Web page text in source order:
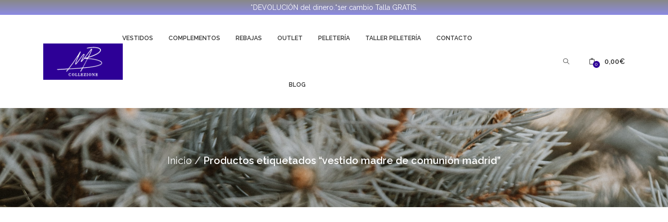
*DEVOLUCIÓN del dinero.*1er cambio Talla GRATIS.
VESTIDOS COMPLEMENTOS REBAJAS OUTLET PELETERÍA TALLER PELETERÍA CONTACTO
BLOG
0 0,00€
Inicio Productos etiquetados “vestido madre de comunión madrid”